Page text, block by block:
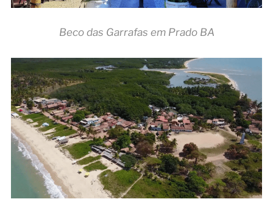
Beco das Garrafas em Prado BA